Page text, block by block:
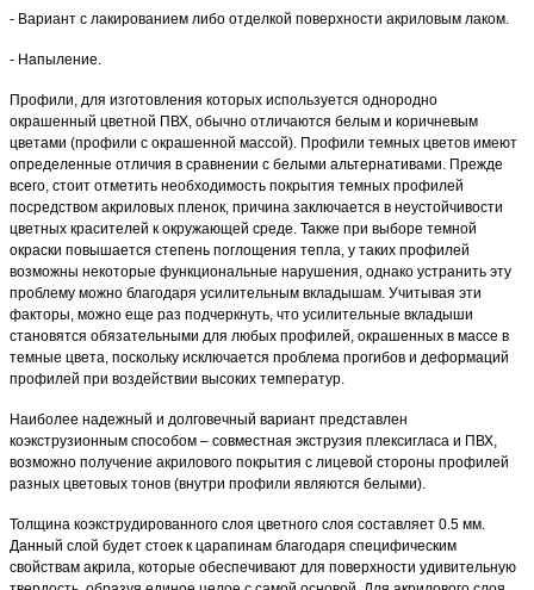
- Вариант с лакированием либо отделкой поверхности акриловым лаком.
- Напыление.
Профили, для изготовления которых используется однородно
окрашенный цветной ПВХ, обычно отличаются белым и коричневым
цветами (профили с окрашенной массой). Профили темных цветов имеют
определенные отличия в сравнении с белыми альтернативами. Прежде
всего, стоит отметить необходимость покрытия темных профилей
посредством акриловых пленок, причина заключается в неустойчивости
цветных красителей к окружающей среде. Также при выборе темной
окраски повышается степень поглощения тепла, у таких профилей
возможны некоторые функциональные нарушения, однако устранить эту
проблему можно благодаря усилительным вкладышам. Учитывая эти
факторы, можно еще раз подчеркнуть, что усилительные вкладыши
становятся обязательными для любых профилей, окрашенных в массе в
темные цвета, поскольку исключается проблема прогибов и деформаций
профилей при воздействии высоких температур.
Наиболее надежный и долговечный вариант представлен
коэкструзионным способом – совместная экструзия плексигласа и ПВХ,
возможно получение акрилового покрытия с лицевой стороны профилей
разных цветовых тонов (внутри профили являются белыми).
Толщина коэкструдированного слоя цветного слоя составляет 0.5 мм.
Данный слой будет стоек к царапинам благодаря специфическим
свойствам акрила, которые обеспечивают для поверхности удивительную